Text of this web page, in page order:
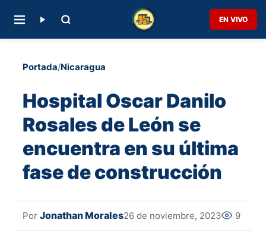
EN VIVO
Portada/Nicaragua
Hospital Oscar Danilo
Rosales de León se
encuentra en su última
fase de construcción
Por Jonathan Morales26 de noviembre, 2023 9